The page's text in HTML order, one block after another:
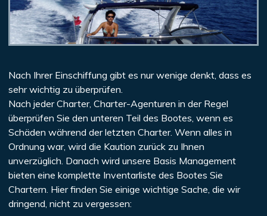
Nach Ihrer Einschiffung gibt es nur wenige denkt, dass es
sehr wichtig zu überprüfen.
Nach jeder Charter, Charter-Agenturen in der Regel
überprüfen Sie den unteren Teil des Bootes, wenn es
Schäden während der letzten Charter. Wenn alles in
Ordnung war, wird die Kaution zurück zu Ihnen
unverzüglich. Danach wird unsere Basis Management
bieten eine komplette Inventarliste des Bootes Sie
Chartern. Hier finden Sie einige wichtige Sache, die wir
dringend, nicht zu vergessen: